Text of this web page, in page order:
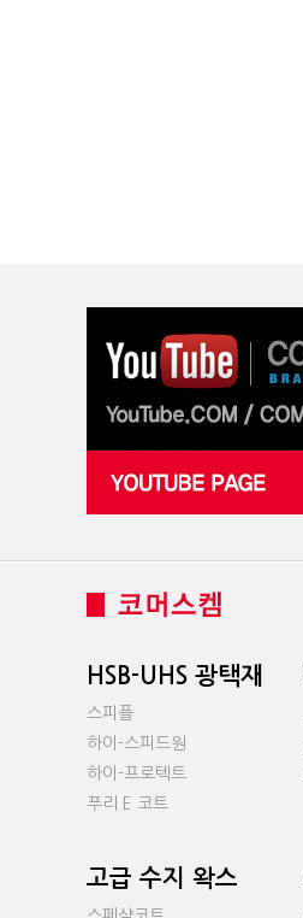
HSB-UHS 광택재
스피플
하이-스피드원
하이-프로텍트
푸리 E 코트
고급 수지 왁스